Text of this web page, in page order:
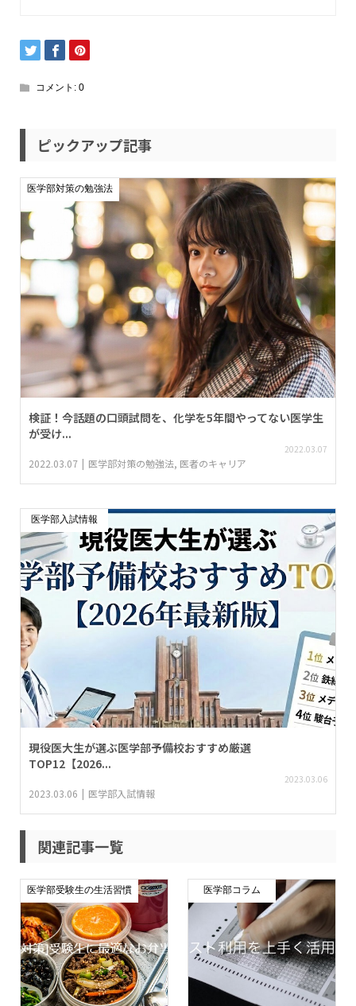
コメント: 0
ピックアップ記事
医学部対策の勉強法
検証！今話題の口頭試問を、化学を5年間やってない医学生
が受け...
2022.03.07
2022.03.07 医学部対策の勉強法, 医者のキャリア
医学部入試情報
現役医大生が選ぶ医学部予備校おすすめ厳選
TOP12【2026...
2023.03.06
2023.03.06 医学部入試情報
関連記事一覧
医学部受験生の生活習慣 医学部コラム